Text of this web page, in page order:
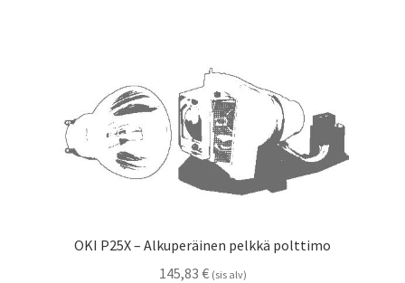
OKI P25X – Alkuperäinen pelkkä polttimo
145,83 € (sis alv)